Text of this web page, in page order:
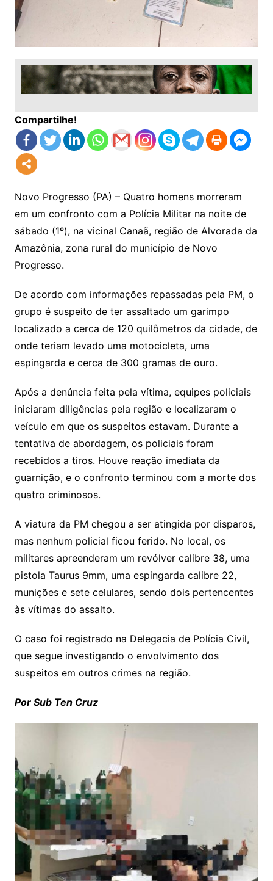
Compartilhe!
Novo Progresso (PA) – Quatro homens morreram
em um confronto com a Polícia Militar na noite de
sábado (1º), na vicinal Canaã, região de Alvorada da
Amazônia, zona rural do município de Novo
Progresso.
De acordo com informações repassadas pela PM, o
grupo é suspeito de ter assaltado um garimpo
localizado a cerca de 120 quilômetros da cidade, de
onde teriam levado uma motocicleta, uma
espingarda e cerca de 300 gramas de ouro.
Após a denúncia feita pela vítima, equipes policiais
iniciaram diligências pela região e localizaram o
veículo em que os suspeitos estavam. Durante a
tentativa de abordagem, os policiais foram
recebidos a tiros. Houve reação imediata da
guarnição, e o confronto terminou com a morte dos
quatro criminosos.
A viatura da PM chegou a ser atingida por disparos,
mas nenhum policial ficou ferido. No local, os
militares apreenderam um revólver calibre 38, uma
pistola Taurus 9mm, uma espingarda calibre 22,
munições e sete celulares, sendo dois pertencentes
às vítimas do assalto.
O caso foi registrado na Delegacia de Polícia Civil,
que segue investigando o envolvimento dos
suspeitos em outros crimes na região.
Por Sub Ten Cruz